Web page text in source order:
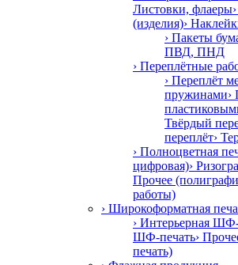
Листовки, флаеры
(изделия)›
› Пакеты
ПВД, ПНД
› Переплётные
› Переплёт
пружинами›
Твёрдый
переплёт›
› Полноцветная
цифровая)›
Прочее
работы)
› Широкоформатная
› Интерьерная
ШФ-печать›
печать)